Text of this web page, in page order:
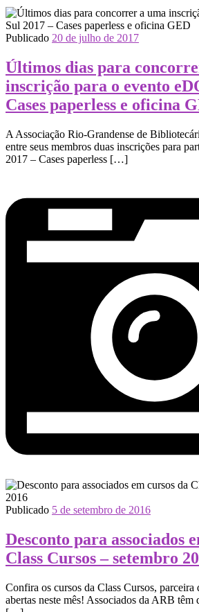
Publicado 20 de julho de 2017
Últimos dias para
inscrição para o evento
Cases paperless e oficina
A Associação Rio-Grandense de
entre ​​seus ​membros duas inscrições para
2017 – Cases paperless […]
Publicado 5 de setembro de 2016
Desconto para associados
Class Cursos – setembro
Confira os cursos da Class Cursos,
abertas neste mês! Associados da ARB têm